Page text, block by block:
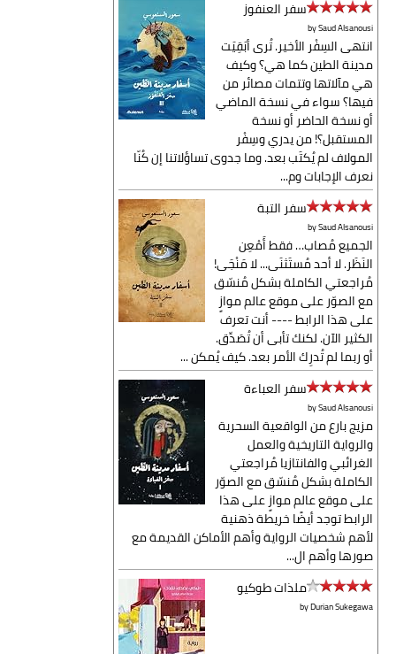
سفر العنفوز
bySaud Alsanousi
انتهى السِفْر الأخير. تُرى أبَقِيَت
مدينة الطين كما هي؟ وكيف
هي مآلاتها وتتمات مصائر من
فيها؟ سواء في نسخة الماضي
أو نسخة الحاضر أو نسخة
المستقبل؟! من يدري وسِفْر
المولاف لم يُكتَب بعد. وما جدوى تساؤلاتنا إن كُنّا
نعرف الإجابات وم...
سفر التبة
bySaud Alsanousi
الجميع مُصاب… فقط أَمْعِن
النَظَر. لا أحد مُستَثنَى... لا مَنْجَى!
مُراجعتي الكاملة بشكل مُنسّق
مع الصوّر على موقع عالم موازٍ
على هذا الرابط ---- أنت تعرف
الكثير الآن. لكنك تأبى أن تُصَدِّق.
أو ربما لم تُدرِك الأمر بعد. كيف يُمكن ...
سفر العباءة
bySaud Alsanousi
مزيج بارع من الواقعية السحرية
والرواية التاريخية والعمل
الغرائبي والفانتازيا مُراجعتي
الكاملة بشكل مُنسّق مع الصوّر
على موقع عالم موازٍ على هذا
الرابط توجد أيضًا خريطة ذهنية
لأهم شخصيات الرواية وأهم الأماكن القديمة مع
صورها وأهم ال...
ملذات طوكيو
byDurian Sukegawa